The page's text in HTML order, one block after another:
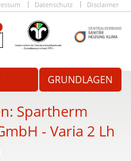
Datenschutz Disclaimer
GRUNDLAGEN
Spartherm
- Varia 2 Lh